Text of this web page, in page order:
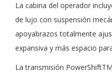
La cabina del operador
de lujo con suspensión
apoyabrazos totalmente
expansiva y más espacio
La transmisión